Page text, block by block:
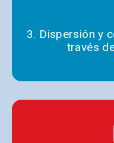
3. Dispersión y
través